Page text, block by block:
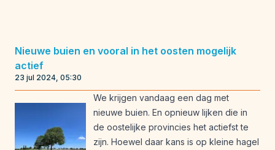
Nieuwe buien en vooral in het oosten mogelijk
actief
23 jul 2024, 05:30
We krijgen vandaag een dag met
nieuwe buien. En opnieuw lijken die in
de oostelijke provincies het actiefst te
zijn. Hoewel daar kans is op kleine hagel